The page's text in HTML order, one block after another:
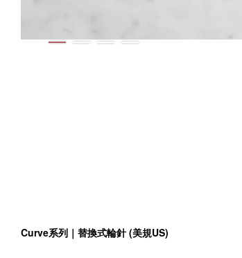
Curve系列｜替換式輪針 (美規US)